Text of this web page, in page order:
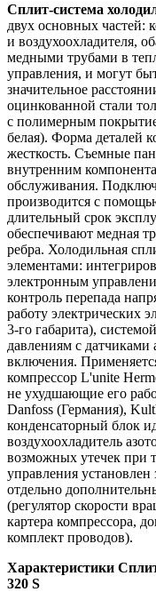
Сплит-система
двух основных частей:
и воздухоохладителя,
медными трубами в
управления, и могут
значительное
оцинкованной стали
с полимерным
белая). Форма деталей
жесткость. Съемные
внутренним
обслуживания.
производится с
длительный срок
обеспечивают медная
ребра. Холодильная
элементами:
электронным
контроль перепада
работу электрических
3-го габарита),
давлениям с датчиками
включения.
компрессор L'unite
не ухудшающие его
Danfoss (Германия),
конденсаторный блок
воздухоохладитель
возможных утечек при
управления установлен
отдельно
(регулятор скорости
картера компрессора,
комплект проводов).
Характеристики
320 S